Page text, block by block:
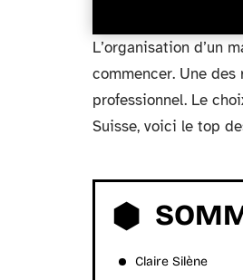
L’organisation d’un
commencer. Une
professionnel. Le
Suisse, voici le top
Claire Silène